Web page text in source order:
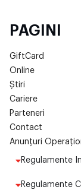
PAGINI
GiftCard
Online
Știri
Cariere
Parteneri
Contact
Anunțuri
Regulamente
Regulamente